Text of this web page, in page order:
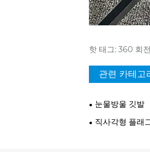
핫 태그: 360 회
관련 카테고
눈물방울 깃발
직사각형 플래